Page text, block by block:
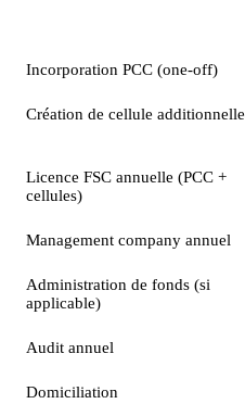
Incorporation PCC (one-off)
Création de cellule additionnelle
Licence FSC annuelle (PCC +
cellules)
Management company annuel
Administration de fonds (si
applicable)
Audit annuel
Domiciliation